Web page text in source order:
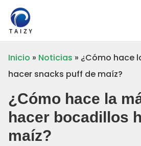
Inicio » Noticias » ¿Cómo hace
hacer snacks puff de maíz?
¿Cómo hace la
hacer bocadillos
maíz?